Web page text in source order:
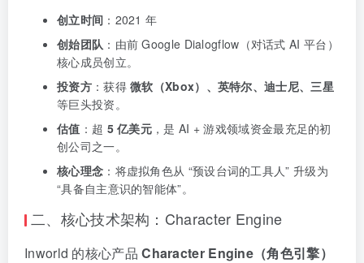
创立时间 ：2021 年
创始团队 ：由前 Google Dialogflow（对话式 AI 平台）
核心成员创立。
投资方：获得微软（Xbox）、英特尔、迪士尼、三星
等巨头投资。
估值 ：超 5 亿美元 ，是 AI + 游戏领域资金最充足的初
创公司之一。
核心理念 ：将虚拟角色从 “预设台词的工具人” 升级为
“具备自主意识的智能体”。
二、核心技术架构：Character Engine
Inworld 的核心产品Character Engine（角色引擎）